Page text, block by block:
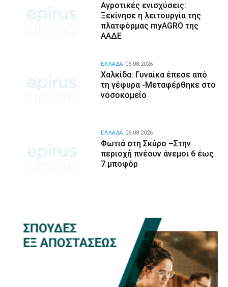
Αγροτικές ενισχύσεις:
Ξεκίνησε η λειτουργία της
πλατφόρμας myAGRO της
ΑΑΔΕ
Χαλκίδα: Γυναίκα έπεσε από
τη γέφυρα -Μεταφέρθηκε στο
νοσοκομείο
ΕΛΛΑΔΑ 06.08.2026
Φωτιά στη Σκύρο –Στην
περιοχή πνέουν άνεμοι 6 έως
7 μποφόρ
ΕΛΛΑΔΑ 06.08.2026